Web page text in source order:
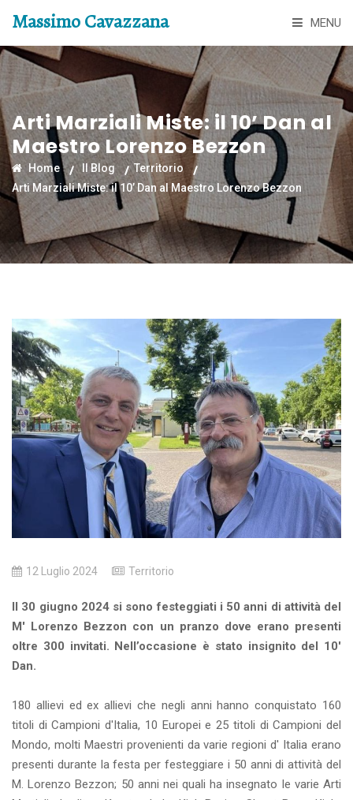
Massimo Cavazzana MENU
Arti Marziali Miste: il 10’ Dan al
Maestro Lorenzo Bezzon
Home Il Blog
Territorio
Arti Marziali Miste: il 10’ Dan al Maestro Lorenzo Bezzon
12 Luglio 2024 Territorio
Il 30 giugno 2024 si sono festeggiati i 50 anni di attività del
M' Lorenzo Bezzon con un pranzo dove erano presenti
oltre 300 invitati. Nell’occasione è stato insignito del 10'
Dan.
180 allievi ed ex allievi che negli anni hanno conquistato 160
titoli di Campioni d'Italia, 10 Europei e 25 titoli di Campioni del
Mondo, molti Maestri provenienti da varie regioni d' Italia erano
presenti durante la festa per festeggiare i 50 anni di attività del
M. Lorenzo Bezzon; 50 anni nei quali ha insegnato le varie Arti